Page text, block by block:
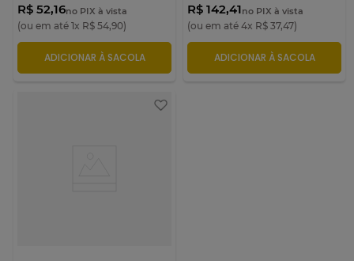
R$ 52,16no PIX à vista
(ou em até 1x R$ 54,90)
ADICIONAR À SACOLA
R$ 142,41no PIX à vista
(ou em até 4x R$ 37,47)
ADICIONAR À SACOLA